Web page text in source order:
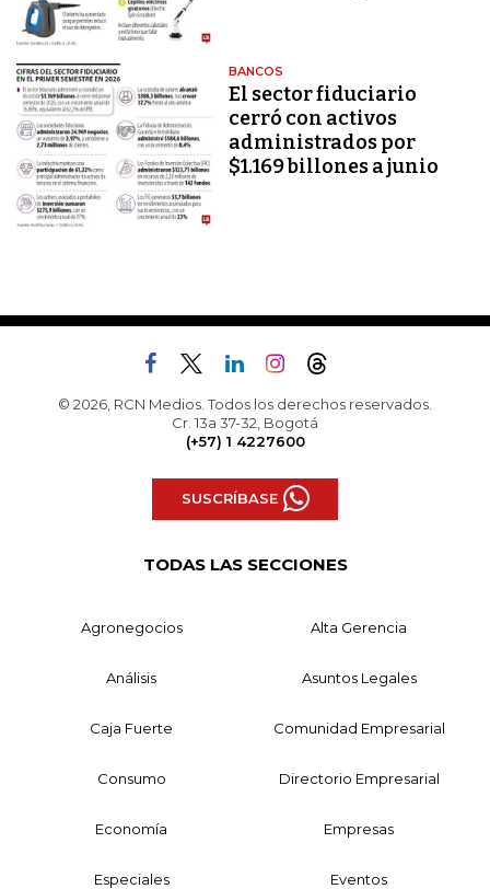
BANCOS
El sector fiduciario
cerró con activos
administrados por
$1.169 billones a junio
© 2026, RCN Medios. Todos los derechos reservados.
Cr. 13a 37-32, Bogotá
(+57) 1 4227600
SUSCRÍBASE
TODAS LAS SECCIONES
Agronegocios Alta Gerencia
Análisis Asuntos Legales
Caja Fuerte Comunidad Empresarial
Consumo Directorio Empresarial
Economía Empresas
Especiales Eventos